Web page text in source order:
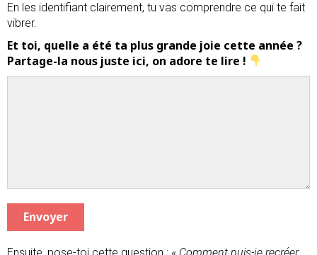
En les identifiant clairement, tu vas comprendre ce qui te fait
vibrer.
Et toi, quelle a été ta plus grande joie cette année ?
Partage-la nous juste ici, on adore te lire !
Envoyer